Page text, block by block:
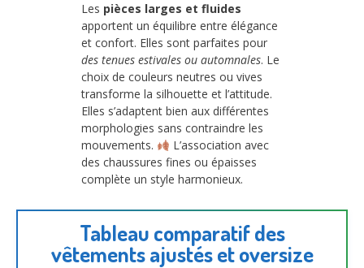
Les pièces larges et fluides
apportent un équilibre entre élégance
et confort. Elles sont parfaites pour
des tenues estivales ou automnales. Le
choix de couleurs neutres ou vives
transforme la silhouette et l’attitude.
Elles s’adaptent bien aux différentes
morphologies sans contraindre les
mouvements.
L’association avec
des chaussures fines ou épaisses
complète un style harmonieux.
Tableau comparatif des
vêtements ajustés et oversize